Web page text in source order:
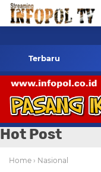
infopol.co.id Kontak
Terbaru
Hot Post
Home › Nasional